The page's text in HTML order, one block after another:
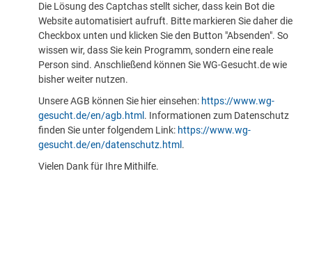
Die Lösung des Captchas stellt sicher, dass kein Bot die
Website automatisiert aufruft. Bitte markieren Sie daher die
Checkbox unten und klicken Sie den Button "Absenden". So
wissen wir, dass Sie kein Programm, sondern eine reale
Person sind. Anschließend können Sie WG-Gesucht.de wie
bisher weiter nutzen.
Unsere AGB können Sie hier einsehen: https://www.wg-
gesucht.de/en/agb.html . Informationen zum Datenschutz
finden Sie unter folgendem Link: https://www.wg-
gesucht.de/en/datenschutz.html .
Vielen Dank für Ihre Mithilfe.